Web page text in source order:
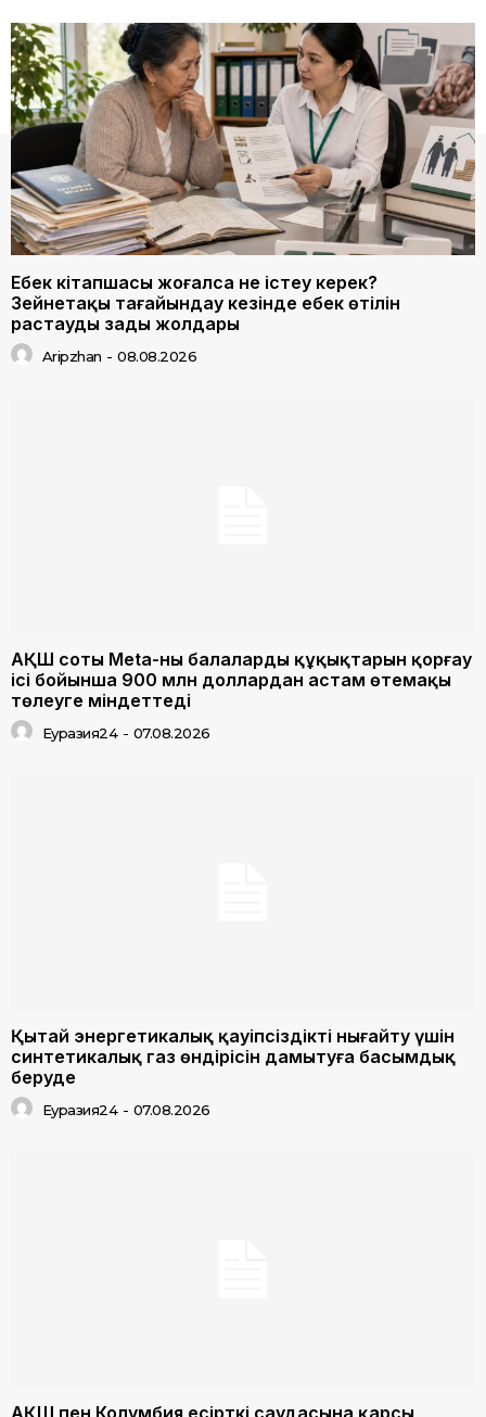
Еңбек кітапшасы жоғалса не істеу керек?
Зейнетақы тағайындау кезінде еңбек өтілін
растаудың заңды жолдары
Aripzhan - 08.08.2026
АҚШ соты Meta-ны балалардың құқықтарын қорғау
ісі бойынша 900 млн доллардан астам өтемақы
төлеуге міндеттеді
Еуразия24 - 07.08.2026
Қытай энергетикалық қауіпсіздікті нығайту үшін
синтетикалық газ өндірісін дамытуға басымдық
беруде
Еуразия24 - 07.08.2026
АҚШ пен Колумбия есірткі саудасына қарсы